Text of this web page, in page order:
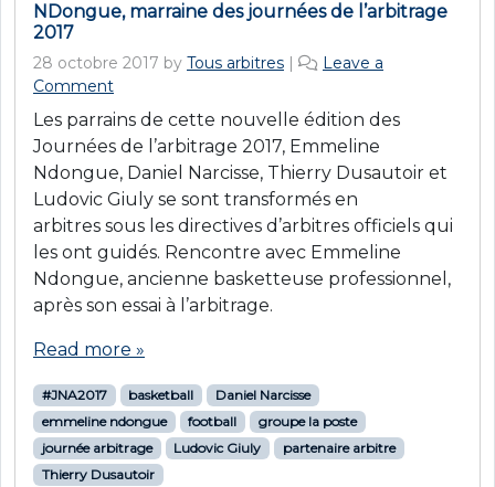
NDongue, marraine des journées de l’arbitrage
2017
28 octobre 2017 by Tous arbitres |
Leave a
Comment
Les parrains de cette nouvelle édition des
Journées de l’arbitrage 2017, Emmeline
Ndongue, Daniel Narcisse, Thierry Dusautoir et
Ludovic Giuly se sont transformés en
arbitres sous les directives d’arbitres officiels qui
les ont guidés. Rencontre avec Emmeline
Ndongue, ancienne basketteuse professionnel,
après son essai à l’arbitrage.
Read more »
#JNA2017 basketball
Daniel Narcisse
emmeline ndongue
football
groupe la poste
journée arbitrage
Ludovic Giuly
partenaire arbitre
Thierry Dusautoir